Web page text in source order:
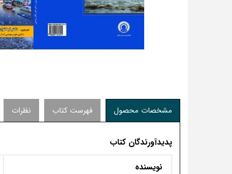
مشخصات محصول فهرست کتاب نظرات
پدیدآورندگان کتاب
نویسنده